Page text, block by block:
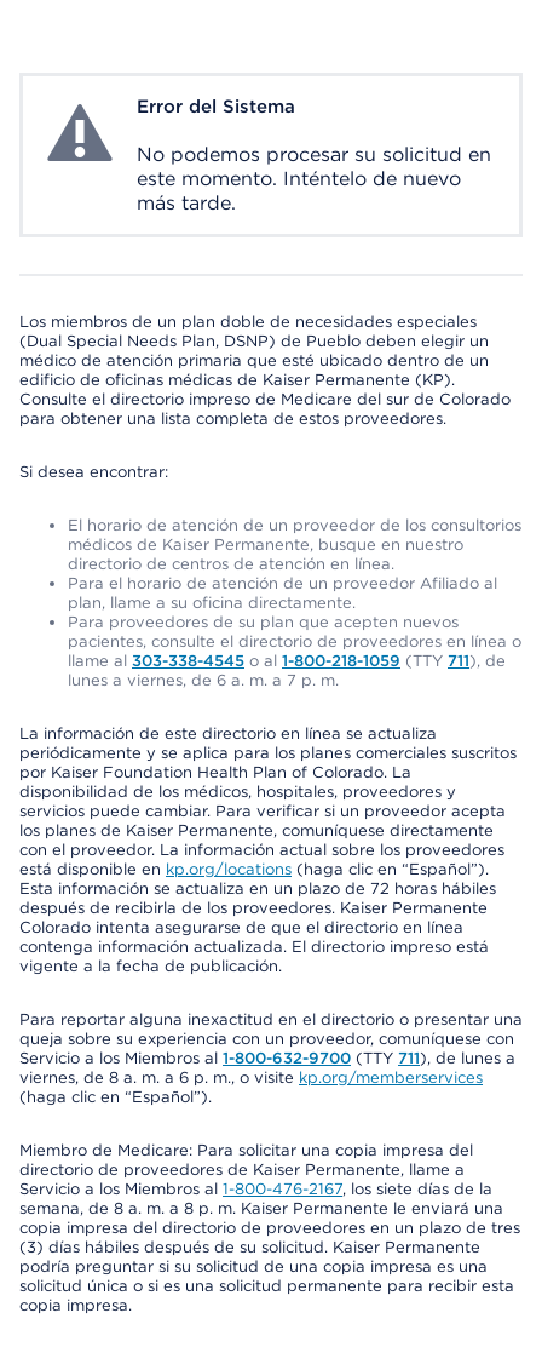
System ErrorError del Sistema
No podemos procesar su solicitud en
este momento. Inténtelo de nuevo
más tarde.
Los miembros de un plan doble de necesidades especiales
(Dual Special Needs Plan, DSNP) de Pueblo deben elegir un
médico de atención primaria que esté ubicado dentro de un
edificio de oficinas médicas de Kaiser Permanente (KP).
Consulte el directorio impreso de Medicare del sur de Colorado
para obtener una lista completa de estos proveedores.
Si desea encontrar:
El horario de atención de un proveedor de los consultorios
médicos de Kaiser Permanente, busque en nuestro
directorio de centros de atención en línea.
Para el horario de atención de un proveedor Afiliado al
plan, llame a su oficina directamente.
Para proveedores de su plan que acepten nuevos
pacientes, consulte el directorio de proveedores en línea o
llame al 303-338-4545 o al 1-800-218-1059 (TTY 711), de
lunes a viernes, de 6 a. m. a 7 p. m.
La información de este directorio en línea se actualiza
periódicamente y se aplica para los planes comerciales suscritos
por Kaiser Foundation Health Plan of Colorado. La
disponibilidad de los médicos, hospitales, proveedores y
servicios puede cambiar. Para verificar si un proveedor acepta
los planes de Kaiser Permanente, comuníquese directamente
con el proveedor. La información actual sobre los proveedores
está disponible en kp.org/locations (haga clic en “Español”).
Esta información se actualiza en un plazo de 72 horas hábiles
después de recibirla de los proveedores. Kaiser Permanente
Colorado intenta asegurarse de que el directorio en línea
contenga información actualizada. El directorio impreso está
vigente a la fecha de publicación.
Para reportar alguna inexactitud en el directorio o presentar una
queja sobre su experiencia con un proveedor, comuníquese con
Servicio a los Miembros al 1-800-632-9700 (TTY 711), de lunes a
viernes, de 8 a. m. a 6 p. m., o visite kp.org/memberservices
(haga clic en “Español”).
Miembro de Medicare: Para solicitar una copia impresa del
directorio de proveedores de Kaiser Permanente, llame a
Servicio a los Miembros al 1-800-476-2167, los siete días de la
semana, de 8 a. m. a 8 p. m. Kaiser Permanente le enviará una
copia impresa del directorio de proveedores en un plazo de tres
(3) días hábiles después de su solicitud. Kaiser Permanente
podría preguntar si su solicitud de una copia impresa es una
solicitud única o si es una solicitud permanente para recibir esta
copia impresa.